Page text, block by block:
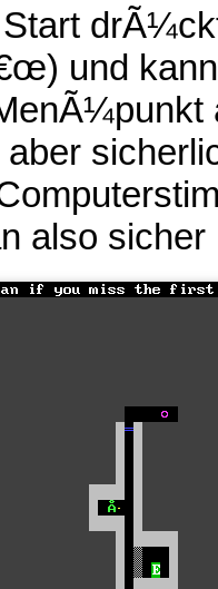
und
also